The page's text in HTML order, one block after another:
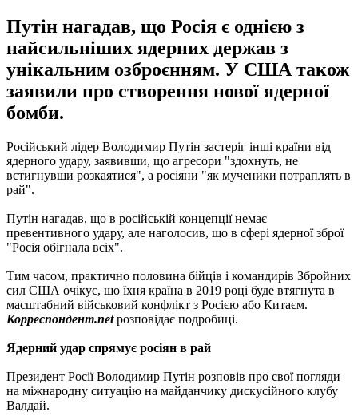
Путін нагадав, що Росія є однією з
найсильніших ядерних держав з
унікальним озброєнням. У США також
заявили про створення нової ядерної
бомби.
Російський лідер Володимир Путін застеріг інші країни від
ядерного удару, заявивши, що агресори "здохнуть, не
встигнувши розкаятися", а росіяни "як мученики потраплять в
рай".
Путін нагадав, що в російській концепції немає
превентивного удару, але наголосив, що в сфері ядерної зброї
"Росія обігнала всіх".
Тим часом, практично половина бійців і командирів Збройних
сил США очікує, що їхня країна в 2019 році буде втягнута в
масштабний військовий конфлікт з Росією або Китаєм.
Корреспондент.netрозповідає подробиці.
Ядерний удар спрямує росіян в рай
Президент Росії Володимир Путін розповів про свої погляди
на міжнародну ситуацію на майданчику дискусійного клубу
Валдай.